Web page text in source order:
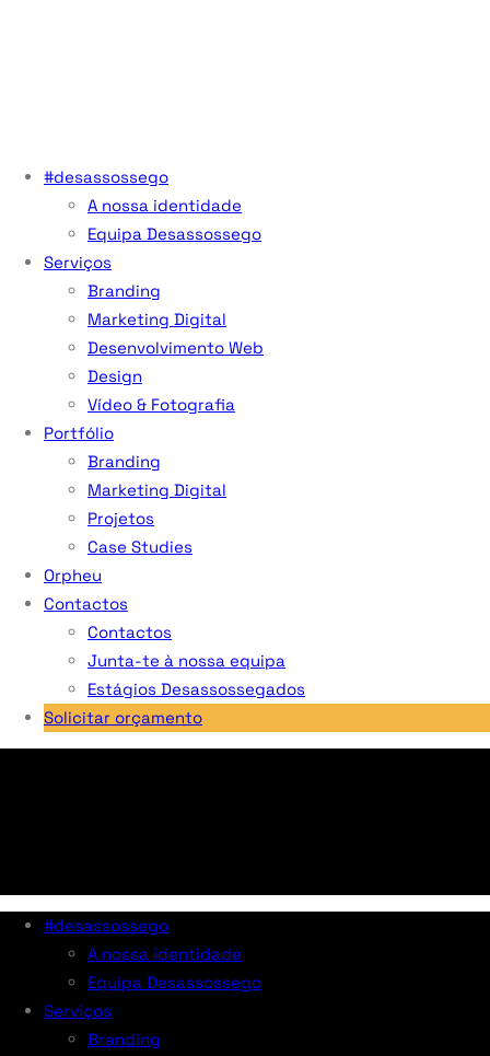
#desassossego
A nossa identidade
Equipa Desassossego
Serviços
Branding
Marketing Digital
Desenvolvimento Web
Design
Vídeo & Fotografia
Portfólio
Branding
Marketing Digital
Projetos
Case Studies
Orpheu
Contactos
Contactos
Junta-te à nossa equipa
Estágios Desassossegados
Solicitar orçamento
#desassossego
A nossa identidade
Equipa Desassossego
Serviços
Branding